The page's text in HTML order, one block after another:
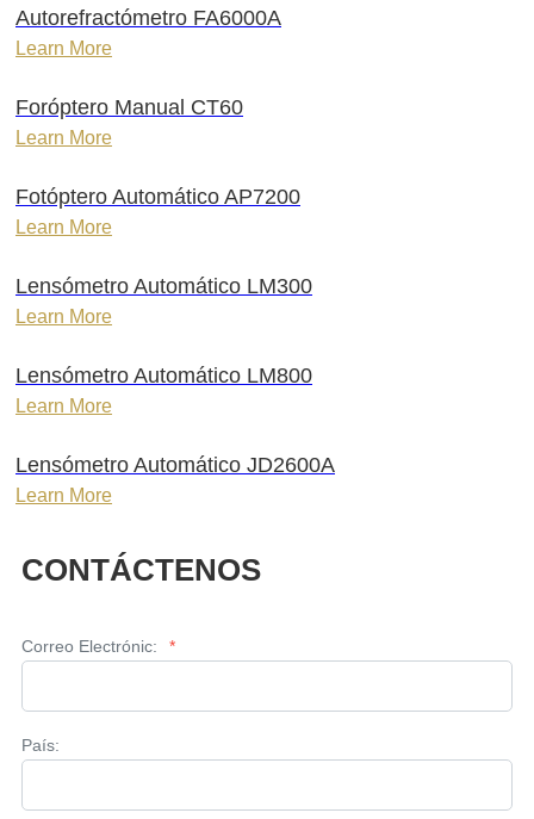
Autorefractómetro FA6000A
Learn More
Foróptero Manual CT60
Learn More
Fotóptero Automático AP7200
Learn More
Lensómetro Automático LM300
Learn More
Lensómetro Automático LM800
Learn More
Lensómetro Automático JD2600A
Learn More
CONTÁCTENOS
Correo Electrónic: *
País: